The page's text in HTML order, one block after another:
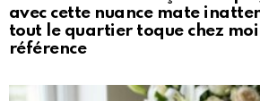
avec cette nuance mate
tout le quartier toque chez
référence